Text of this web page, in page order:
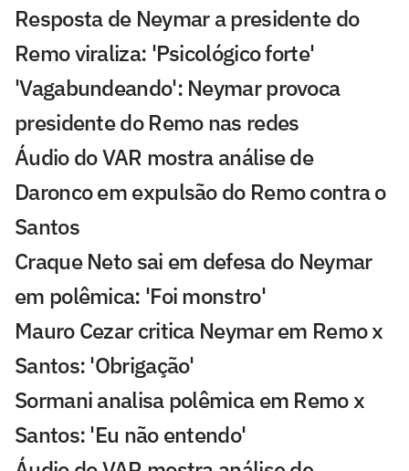
Resposta de Neymar a presidente do
Remo viraliza: 'Psicológico forte'
'Vagabundeando': Neymar provoca
presidente do Remo nas redes
Áudio do VAR mostra análise de
Daronco em expulsão do Remo contra o
Santos
Craque Neto sai em defesa do Neymar
em polêmica: 'Foi monstro'
Mauro Cezar critica Neymar em Remo x
Santos: 'Obrigação'
Sormani analisa polêmica em Remo x
Santos: 'Eu não entendo'